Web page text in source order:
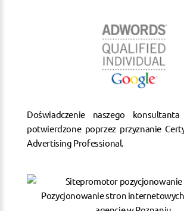
Doświadczenie naszego konsultanta
potwierdzone poprzez przyznanie
Advertising Professional.